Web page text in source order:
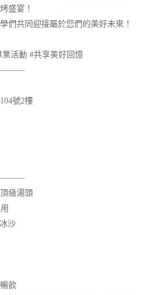
盛宴！
們共同迎接屬於您們的美好未來！
活動 #共享美好回憶
號2樓
級湯頭
沙
飲